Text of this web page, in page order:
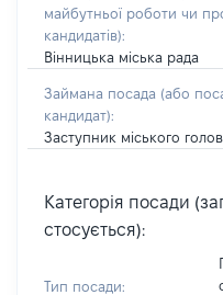
майбутньої роботи чи
кандидатів):
Вінницька міська рада
Займана посада (або
кандидат):
Заступник міського
Категорія посади
стосується):
Тип посади: